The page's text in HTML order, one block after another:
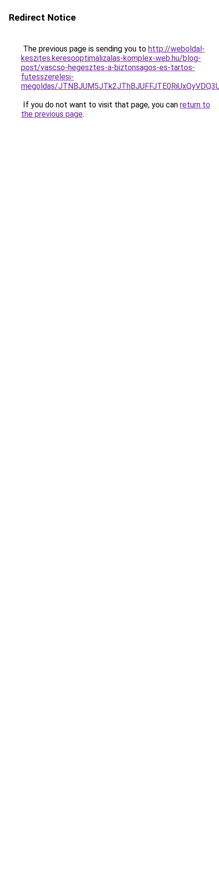
Redirect Notice
The previous page is sending you to http://weboldal-
keszites.keresooptimalizalas-komplex-web.hu/blog-
post/vascso-hegesztes-a-biztonsagos-es-tartos-
futesszerelesi-
megoldas/
If you do not want to visit that page, you can return to
the previous page.